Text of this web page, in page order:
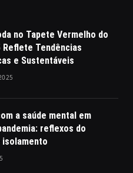
no Tapete Vermelho do
Reflete Tendências
e Sustentáveis
a saúde mental em
reflexos do
isolamento